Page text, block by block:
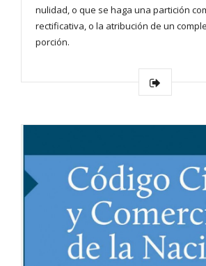
nulidad, o que se haga una partición
rectificativa, o la atribución de un
porción.